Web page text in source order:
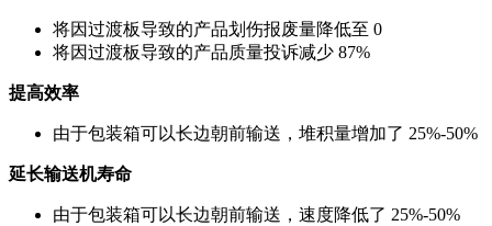
将因过渡板导致的产品划伤报废量降低至 0
将因过渡板导致的产品质量投诉减少 87%
提高效率
由于包装箱可以长边朝前输送，堆积量增加了 25%-50%
延长输送机寿命
由于包装箱可以长边朝前输送，速度降低了 25%-50%